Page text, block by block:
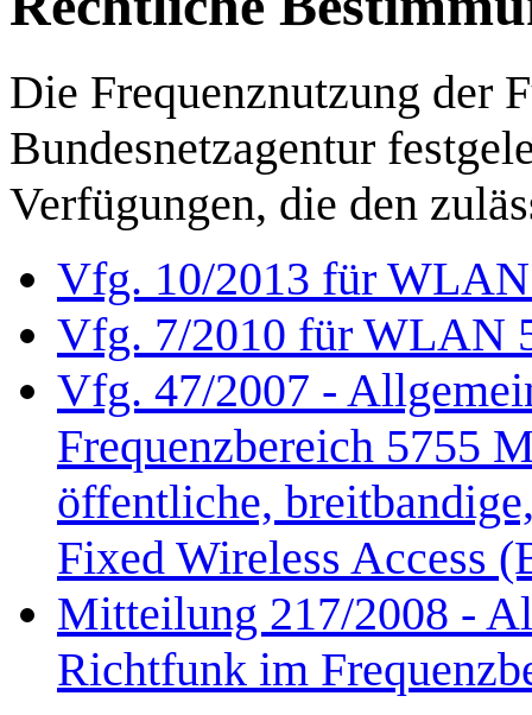
Die Frequenznutzung der
Bundesnetzagentur
Verfügungen, die den
Vfg. 10/2013 für
Vfg. 7/2010 für WLAN
Vfg. 47/2007 -
Frequenzbereich 5755
öffentliche,
Fixed Wireless Access
Mitteilung 217/2008 -
Richtfunk im